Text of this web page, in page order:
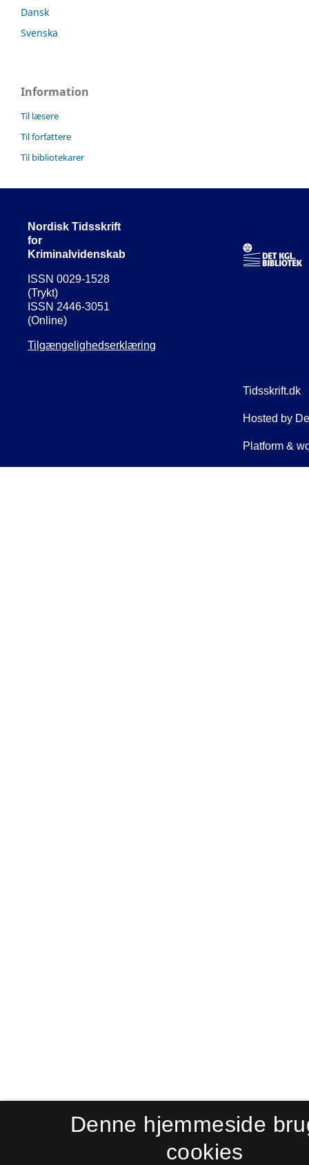
Dansk
Svenska
Information
Til læsere
Til forfattere
Til bibliotekarer
Nordisk Tidsskrift
for
Kriminalvidenskab
ISSN 0029-1528
(Trykt)
ISSN 2446-3051
(Online)
Tilgængelighedserklæring
Denne hjemmeside
cookies